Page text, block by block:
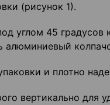
(рисунок 1).
углом 45
алюминиевый
и плотно
вертикально для